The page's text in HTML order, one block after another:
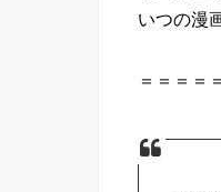
いつの漫
＝＝＝＝